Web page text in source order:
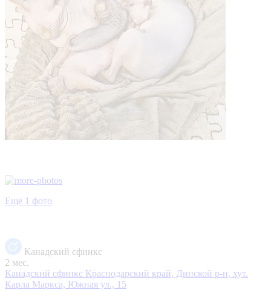
Еще 1 фото
Канадский сфинкс
2 мес.
Канадский сфинкс Краснодарский край, Динской р-н, хут.
Карла Маркса, Южная ул., 15